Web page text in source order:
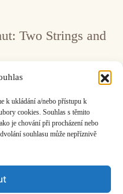
k ukládání a/nebo přístupu k
cookies. Souhlas s těmito
je chování při procházení nebo
souhlasu může nepříznivě
Two Strings and